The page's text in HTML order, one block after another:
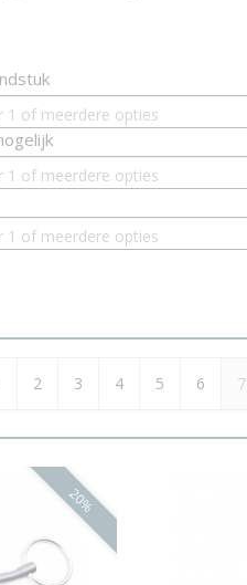
1 of meerdere opties
1 of meerdere opties
1 of meerdere opties
2 3 4 5 6 7
20%